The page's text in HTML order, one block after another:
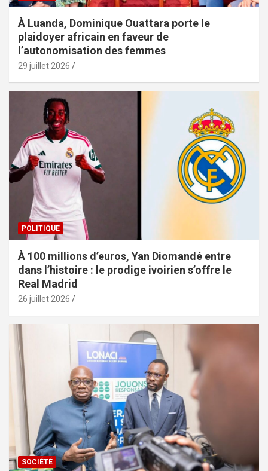
À Luanda, Dominique Ouattara porte le
plaidoyer africain en faveur de
l’autonomisation des femmes
29 juillet 2026
POLITIQUE
À 100 millions d’euros, Yan Diomandé entre
dans l’histoire : le prodige ivoirien s’offre le
Real Madrid
26 juillet 2026
SOCIÉTÉ